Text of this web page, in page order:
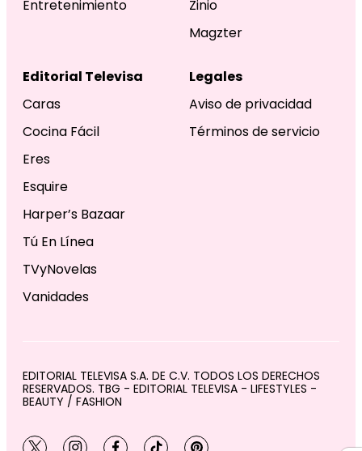
Entretenimiento
Zinio
Magzter
Editorial Televisa
Caras
Cocina Fácil
Eres
Esquire
Harper’s Bazaar
Tú En Línea
TVyNovelas
Vanidades
Legales
Aviso de privacidad
Términos de servicio
EDITORIAL TELEVISA S.A. DE C.V. TODOS LOS DERECHOS
RESERVADOS. TBG - EDITORIAL TELEVISA - LIFESTYLES -
BEAUTY / FASHION